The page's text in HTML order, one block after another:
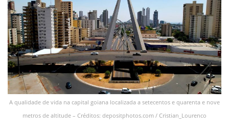
A qualidade de vida na capital goiana localizada a setecentos e quarenta e nove
metros de altitude – Créditos: depositphotos.com / Cristian_Lourenco